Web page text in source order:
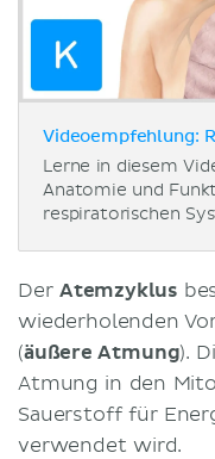
Videoempfehlung:
Lerne in diesem
Anatomie und
respiratorischen
Der Atemzyklus
wiederholenden
(äußere Atmung).
Atmung in den
Sauerstoff für
verwendet wird.